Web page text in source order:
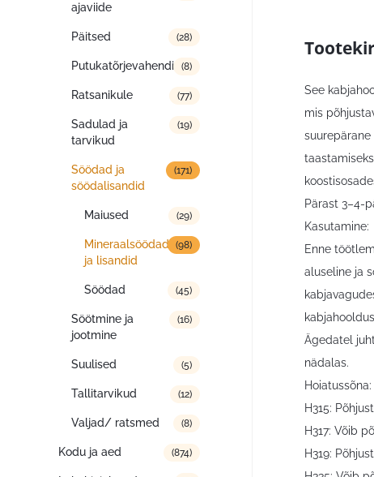
ajaviide
Päitsed (28)
Putukatõrjevahendid (8)
Ratsanikule (77)
Sadulad ja
tarvikud
(19)
Söödad ja
söödalisandid
(171)
Maiused (29)
Mineraalsöödad
ja lisandid
(98)
Söödad (45)
Söötmine ja
jootmine
(16)
Suulised (5)
Tallitarvikud (12)
Valjad/ ratsmed (8)
Kodu ja aed (874)
See
mis
Pärast 3–4-
Kasutamine:
Enne
aluseline ja
Ägedatel
nädalas.
H315:
H317: Võib
H319: